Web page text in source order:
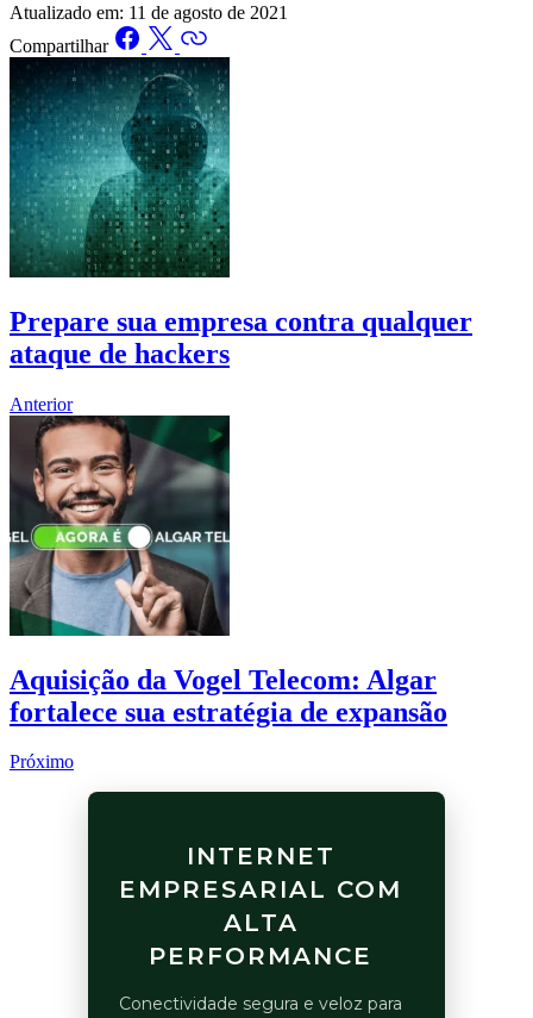
Atualizado em: 11 de agosto de 2021
Compartilhar
Prepare sua empresa contra qualquer
ataque de hackers
Anterior
Aquisição da Vogel Telecom: Algar
fortalece sua estratégia de expansão
Próximo
INTERNET
EMPRESARIAL COM
ALTA
PERFORMANCE
Conectividade segura e veloz para